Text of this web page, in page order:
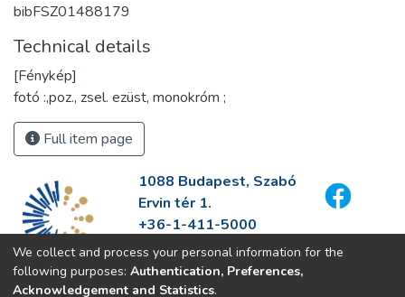
bibFSZ01488179
Technical details
[Fénykép]
fotó :,poz., zsel. ezüst, monokróm ;
Full item page
1088 Budapest, Szabó
Ervin tér 1.
+36-1-411-5000
info@fszek.hu
https://fszek.hu
We collect and process your personal information for the
following purposes: Authentication, Preferences,
Acknowledgement and Statistics.